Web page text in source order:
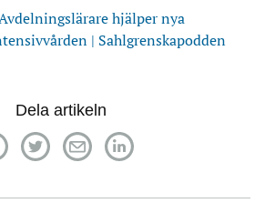
hjälper nya
| Sahlgrenskapodden
Dela artikeln